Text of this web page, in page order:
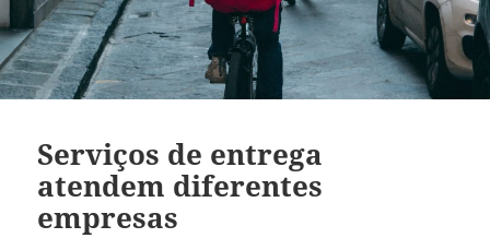
Serviços de entrega
atendem diferentes
empresas